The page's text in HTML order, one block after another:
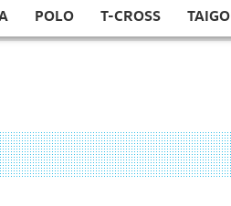
POLO T-CROSS TAIGO